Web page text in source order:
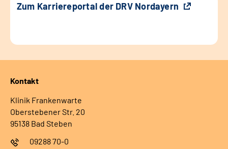
Zum Karriereportal der DRV Nordayern
Kontakt
Klinik Frankenwarte
Oberstebener Str. 20
95138 Bad Steben
09288 70-0